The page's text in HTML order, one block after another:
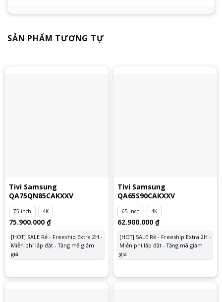
SẢN PHẨM TƯƠNG TỰ
Tivi Samsung
QA75QN85CAKXXV
75 inch 4K
75.900.000 ₫
[HOT] SALE Rẻ - Freeship Extra 2H -
Miễn phí lắp đặt - Tặng mã giảm
giá
Tivi Samsung
QA65S90CAKXXV
65 inch 4K
62.900.000 ₫
[HOT] SALE Rẻ - Freeship Extra 2H -
Miễn phí lắp đặt - Tặng mã giảm
giá